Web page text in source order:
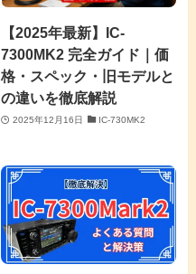
【2025年最新】IC-
7300MK2 完全ガイド｜価
格・スペック・旧モデルと
の違いを徹底解説
2025年12月16日 IC-730MK2